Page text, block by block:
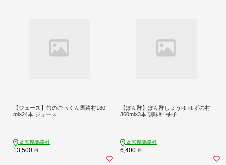
【ジュース】缶のごっくん馬路村180
ml×24本 ジュース
高知県馬路村
13,500 円
【ぽん酢】ぽん酢しょうゆ ゆずの村
360ml×3本 調味料 柚子
高知県馬路村
6,400 円